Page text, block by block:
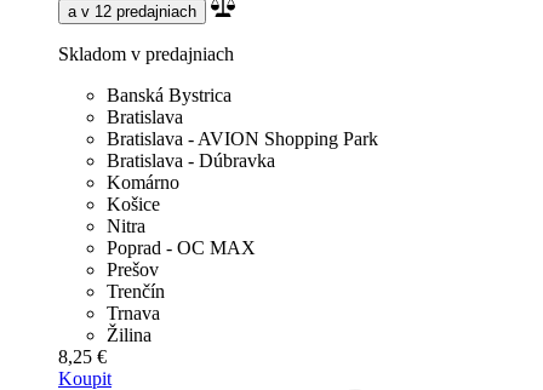
a v 12 predajniach
Skladom v predajniach
Banská Bystrica
Bratislava
Bratislava - AVION Shopping Park
Bratislava - Dúbravka
Komárno
Košice
Nitra
Poprad - OC MAX
Prešov
Trenčín
Trnava
Žilina
8,25 €
Koupit